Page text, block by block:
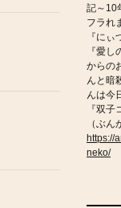
記～10
フラれ
『にぃ
『愛
からの
んと暗
んは今
『双
（ぶん
https://
neko/